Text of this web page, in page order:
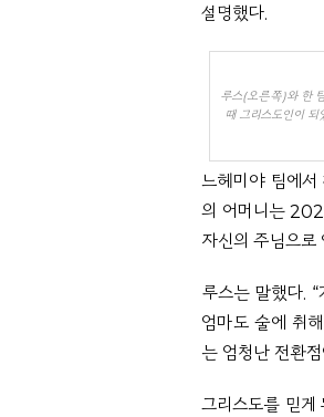
설명했다.
루스(오른쪽)와 한
때 그리스도인이
느헤미야 팀에
의 어머니는
자신의 주님으로
루스는 말했다.
엄마도 술에 취
는 엄청난 전환
그리스도를 믿